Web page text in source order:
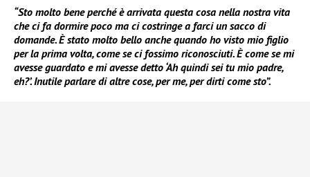
“Sto molto bene perché è arrivata questa cosa nella nostra vita
che ci fa dormire poco ma ci costringe a farci un sacco di
domande. È stato molto bello anche quando ho visto mio figlio
per la prima volta, come se ci fossimo riconosciuti. È come se mi
avesse guardato e mi avesse detto ‘Ah quindi sei tu mio padre,
eh?’. Inutile parlare di altre cose, per me, per dirti come sto”.